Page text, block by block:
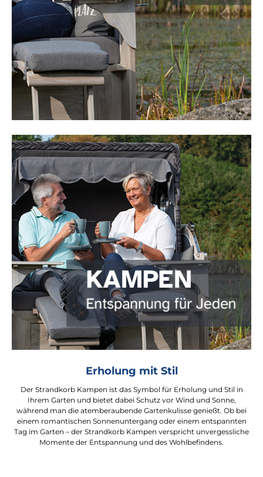
Erholung mit Stil
Der Strandkorb Kampen ist das Symbol für Erholung und Stil in
Ihrem Garten und bietet dabei Schutz vor Wind und Sonne,
während man die atemberaubende Gartenkulisse genießt. Ob bei
einem romantischen Sonnenuntergang oder einem entspannten
Tag im Garten – der Strandkorb Kampen verspricht unvergessliche
Momente der Entspannung und des Wohlbefindens.